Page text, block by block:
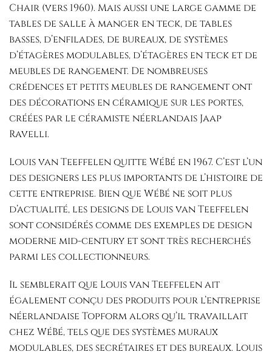
Chair (vers 1960). Mais aussi une large gamme de
tables de salle à manger en teck, de tables
basses, d’enfilades, de bureaux, de systèmes
d’étagères modulables, d’étagères en teck et de
meubles de rangement. De nombreuses
crédences et petits meubles de rangement ont
des décorations en céramique sur les portes,
créées par le céramiste néerlandais Jaap
Ravelli.
Louis van Teeffelen quitte WéBé en 1967. C’est l’un
des designers les plus importants de l’histoire de
cette entreprise. Bien que WéBé ne soit plus
d’actualité, les designs de Louis van Teeffelen
sont considérés comme des exemples de design
moderne mid-century et sont très recherchés
parmi les collectionneurs.
Il semblerait que Louis van Teeffelen ait
également conçu des produits pour l’entreprise
néerlandaise Topform alors qu’il travaillait
chez WéBé, tels que des systèmes muraux
modulables, des secrétaires et des bureaux. Louis